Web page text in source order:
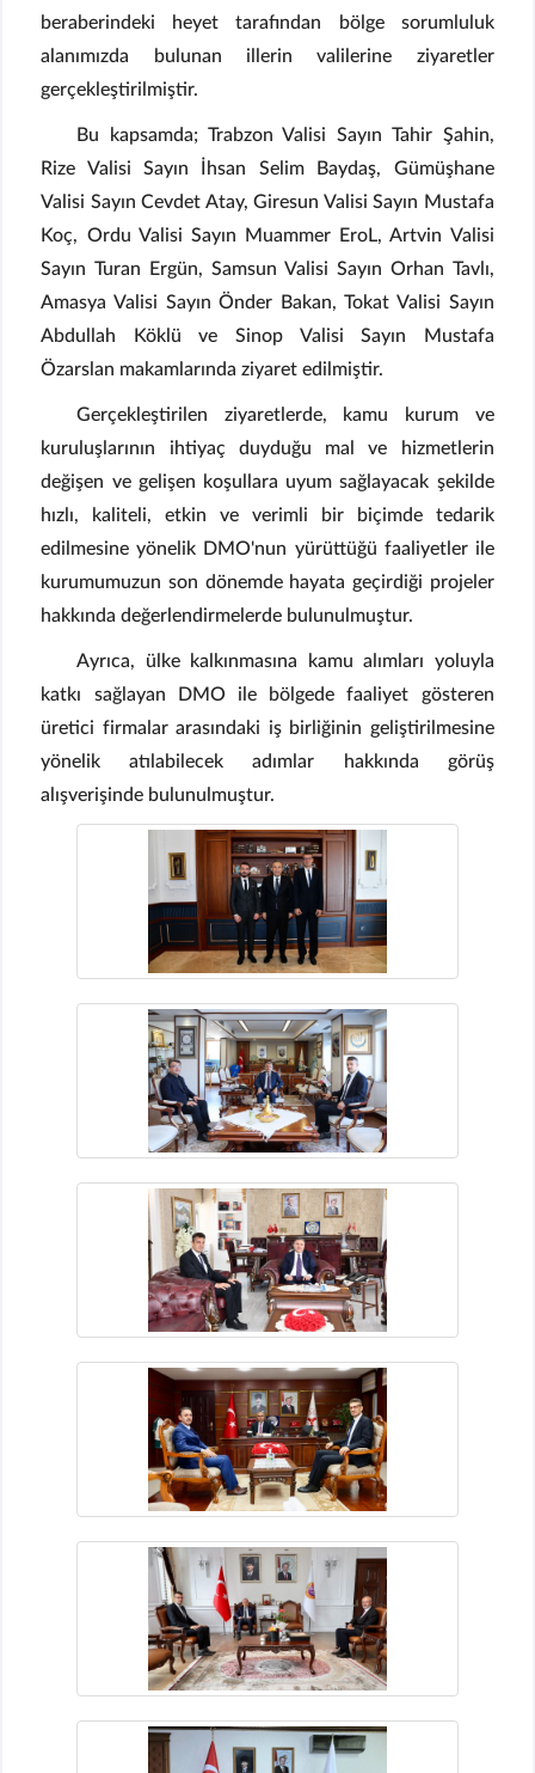
beraberindeki heyet tarafından bölge sorumluluk
alanımızda bulunan illerin valilerine ziyaretler
gerçekleştirilmiştir.
Bu kapsamda; Trabzon Valisi Sayın Tahir Şahin,
Rize Valisi Sayın İhsan Selim Baydaş, Gümüşhane
Valisi Sayın Cevdet Atay, Giresun Valisi Sayın Mustafa
Koç, Ordu Valisi Sayın Muammer EroL, Artvin Valisi
Sayın Turan Ergün, Samsun Valisi Sayın Orhan Tavlı,
Amasya Valisi Sayın Önder Bakan, Tokat Valisi Sayın
Abdullah Köklü ve Sinop Valisi Sayın Mustafa
Özarslan makamlarında ziyaret edilmiştir.
Gerçekleştirilen ziyaretlerde, kamu kurum ve
kuruluşlarının ihtiyaç duyduğu mal ve hizmetlerin
değişen ve gelişen koşullara uyum sağlayacak şekilde
hızlı, kaliteli, etkin ve verimli bir biçimde tedarik
edilmesine yönelik DMO'nun yürüttüğü faaliyetler ile
kurumumuzun son dönemde hayata geçirdiği projeler
hakkında değerlendirmelerde bulunulmuştur.
Ayrıca, ülke kalkınmasına kamu alımları yoluyla
katkı sağlayan DMO ile bölgede faaliyet gösteren
üretici firmalar arasındaki iş birliğinin geliştirilmesine
yönelik atılabilecek adımlar hakkında görüş
alışverişinde bulunulmuştur.